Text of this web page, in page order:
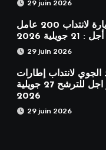
29 juin 2026
مناظرة شركة تونس الطرقات السيارة لانتداب 200 عامل
2026
29 juin 2026
لانتداب إطارات
وأعوان في اختصاصات مختلفة : أخر اجل للترشح 27 جويلية
2026
29 juin 2026